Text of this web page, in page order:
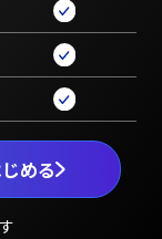
める